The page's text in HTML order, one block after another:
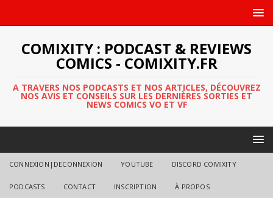
COMIXITY : PODCAST & REVIEWS
COMICS - COMIXITY.FR
A TRAVERS NOS PODCASTS ET NOS ARTICLES, DÉCOUVREZ
NOS AVIS ET CONSEILS SUR LES DERNIÈRES SORTIES ET
NEWS COMICS VO ET VF
CONNEXION|DECONNEXION YOUTUBE DISCORD COMIXITY
PODCASTS CONTACT INSCRIPTION À PROPOS